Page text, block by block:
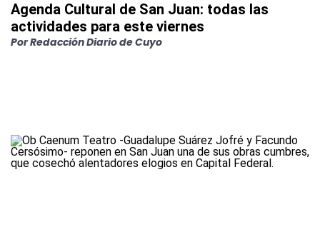
Agenda Cultural de San Juan: todas las
actividades para este viernes
PorRedacción Diario de Cuyo